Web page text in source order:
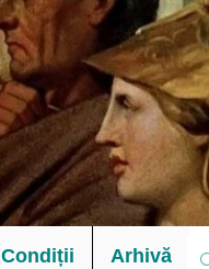
Condiții Arhivă